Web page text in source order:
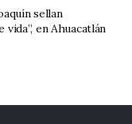
sellan
en Ahuacatlán